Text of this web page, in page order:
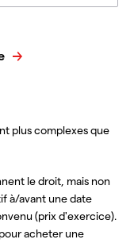
plus complexes que
le droit, mais non
à/avant une date
(prix d'exercice).
acheter une